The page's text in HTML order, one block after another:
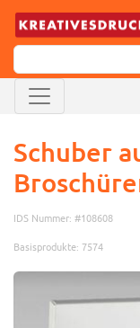
Schuber
IDS Nummer: #108608
Basisprodukte: 7574